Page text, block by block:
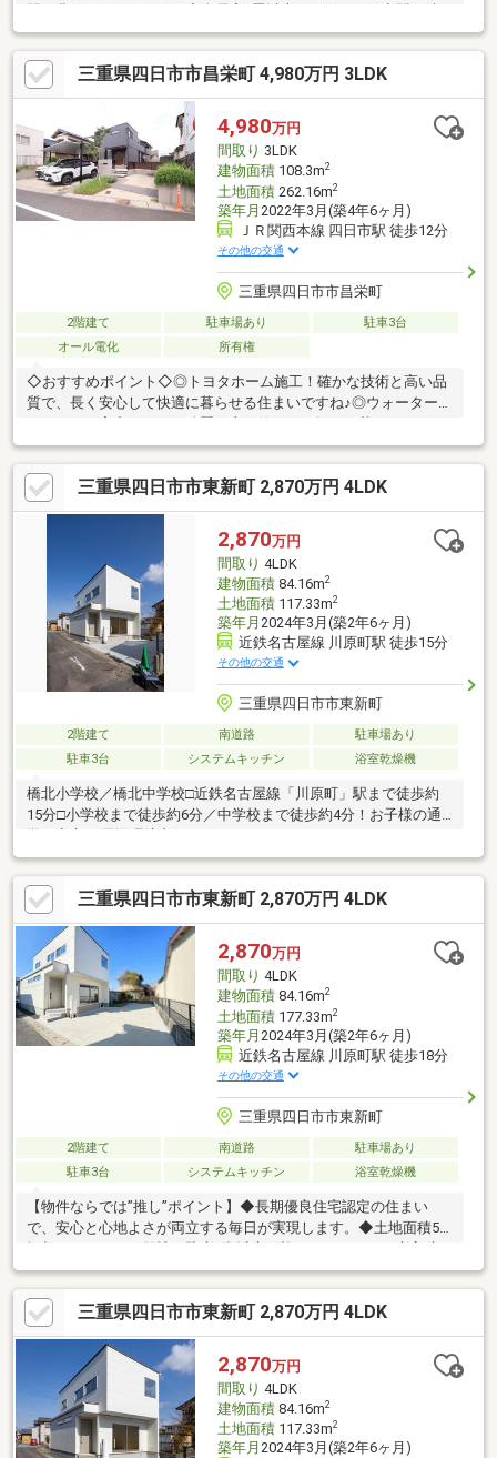
家との間隔も大きく、閑静な環境でプライバシーの保たれた穏や
かな暮らしが実現。◆開放感あふれる良好な眺望と通風！南向き
の陽光が注ぐ明るい室内が、家族の心地よい日常を力強くサポー
ト。【利便性◎の周辺環境】◆橋北中学校まで徒歩4分、橋北小
学校まで徒歩9分！お子様の通学を身近に支える安心の教育環境が
整っています。◆近鉄名古屋線「川原町」駅まで徒歩15分！駅ま
で平坦な道のりが、毎日のスムーズな移動を実現します。
三重県四日市市昌栄町 4,980万円 3LDK
4,980万円
間取り 3LDK
建物面積108.3m2
土地面積262.16m2
築年月 2022年3月(築4年6ヶ月)
ＪＲ関西本線 四日市駅 徒歩12分
その他の交通
三重県四日市市昌栄町
2階建て 駐車場あり
駐車3台
オール電化
所有権
◇おすすめポイント◇◎トヨタホーム施工！確かな技術と高い品
質で、長く安心して快適に暮らせる住まいですね♪◎ウォーターラ
快適になりますね♪◇周辺環境◇徒歩15分圏内に施設充実！・バ
ローまで徒歩7分(約500m)・セブンイレブンまで徒歩5分(約
350m)・ファミリーマートまで徒歩7分(約550m)・ウェルシアまで
徒歩7分(約550m)・三十三銀行まで徒歩7分(約500m)・曙郵便局ま
で徒歩7分(約500m)・浜田公園まで徒歩10分(約800m)・浜田保育
三重県四日市市東新町 2,870万円 4LDK
2,870万円
間取り 4LDK
建物面積84.16m2
土地面積117.33m2
築年月 2024年3月(築2年6ヶ月)
近鉄名古屋線 川原町駅 徒歩15分
その他の交通
三重県四日市市東新町
2階建て 南道路
駐車場あり
駐車3台
システムキッチン 浴室乾燥機
橋北小学校／橋北中学校□近鉄名古屋線「川原町」駅まで徒歩約
15分□小学校まで徒歩約6分／中学校まで徒歩約4分！お子様の通
三重県四日市市東新町 2,870万円 4LDK
2,870万円
間取り 4LDK
建物面積84.16m2
土地面積177.33m2
築年月 2024年3月(築2年6ヶ月)
近鉄名古屋線 川原町駅 徒歩18分
その他の交通
三重県四日市市東新町
2階建て 南道路
駐車場あり
駐車3台
システムキッチン 浴室乾燥機
【物件ならでは”推し”ポイント】◆長期優良住宅認定の住まい
で、安心と心地よさが両立する毎日が実現します。◆土地面積50
将来の増車も便利にサポートします。◆食器洗乾燥機や浴室乾燥
機など、家事効率を高める充実の設備が、ゆとりあるライフスタ
イルを力強く保証します。【利便性◎の周辺環境】◆橋北中学校
徒歩7分、橋北小学校徒歩10分。お子様の通学負担が少なく、親
御様も安心できる教育環境が整っています。◆コンビニ徒歩4
分、郵便局徒歩6分と周辺施設が充実。2沿線以上利用可能な交通
アクセスが、日々のフットワークを軽やかにサポートします。
三重県四日市市東新町 2,870万円 4LDK
2,870万円
間取り 4LDK
建物面積84.16m2
土地面積117.33m2
築年月 2024年3月(築2年6ヶ月)